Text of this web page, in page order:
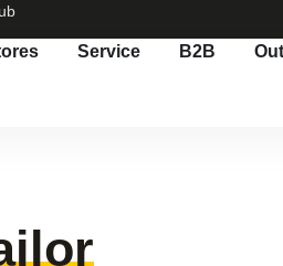
Service B2B